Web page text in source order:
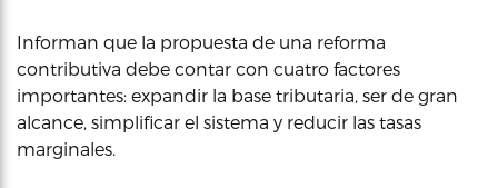
Informan que la propuesta de una reforma
contributiva debe contar con cuatro factores
importantes: expandir la base tributaria, ser de gran
alcance, simplificar el sistema y reducir las tasas
marginales.